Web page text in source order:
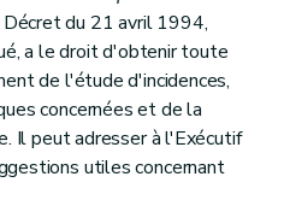
Décret du 21 avril 1994,
a le droit d'obtenir toute
de l'étude d'incidences,
concernées et de la
Il peut adresser à l'Exécutif
utiles concernant